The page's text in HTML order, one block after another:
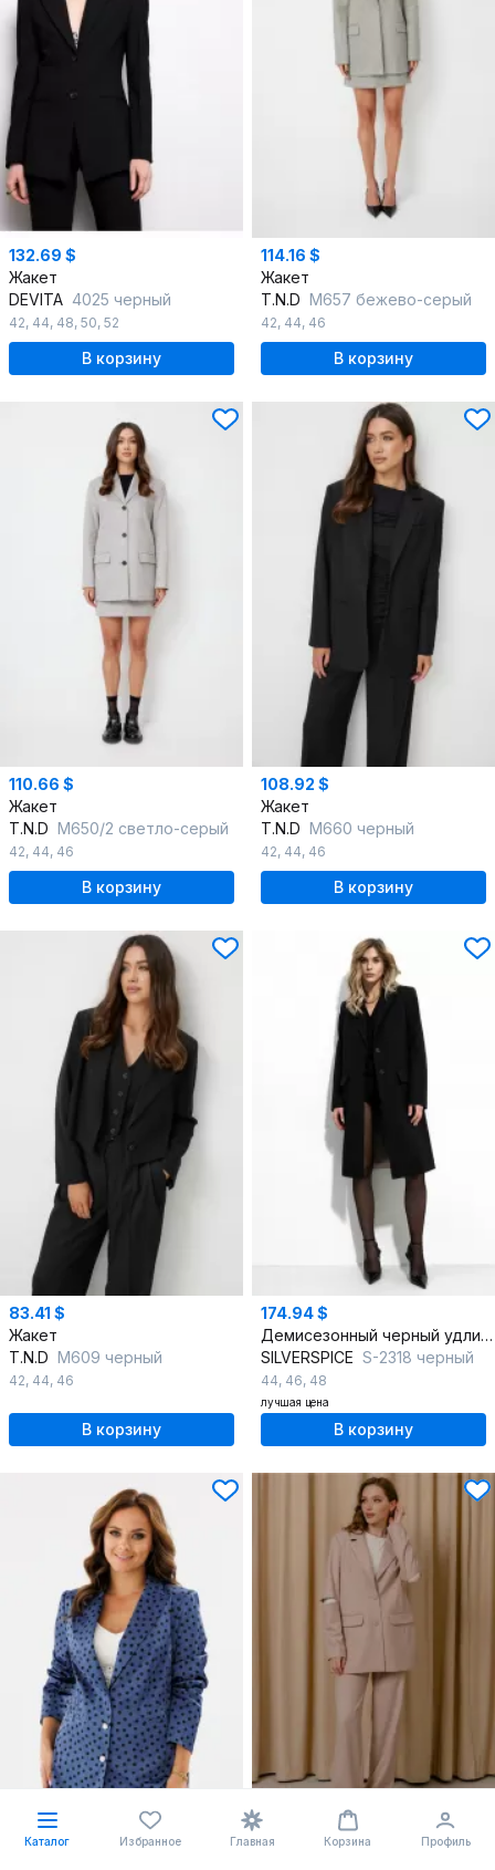
132.69 $
Жакет
DEVITA 4025 черный
42, 44, 48, 50, 52
В корзину
114.16 $
Жакет
T.N.D М657 бежево-серый
42, 44, 46
В корзину
110.66 $
Жакет
T.N.D М650/2 светло-серый
42, 44, 46
В корзину
108.92 $
Жакет
T.N.D М660 черный
42, 44, 46
В корзину
83.41 $
Жакет
T.N.D М609 черный
42, 44, 46
В корзину
174.94 $
Демисезонный черный удлиненный свободный жакет из текстиля
SILVERSPICE S-2318 черный
44, 46, 48
лучшая цена
В корзину
-5%
Каталог Избранное Главная Корзина Профиль